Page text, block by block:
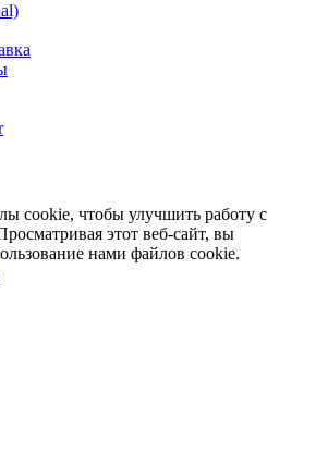
cookie, чтобы улучшить работу с
этот веб-сайт, вы
нами файлов cookie.